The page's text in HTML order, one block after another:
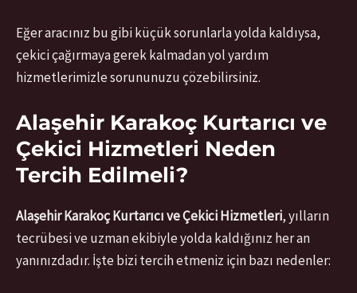
Eğer aracınız bu gibi küçük sorunlarla yolda kaldıysa,
çekici çağırmaya gerek kalmadan yol yardım
hizmetlerimizle sorununuzu çözebilirsiniz.
Alaşehir Karakoç Kurtarıcı ve
Çekici Hizmetleri Neden
Tercih Edilmeli?
Alaşehir Karakoç Kurtarıcı ve Çekici Hizmetleri, yılların
tecrübesi ve uzman ekibiyle yolda kaldığınız her an
yanınızdadır. İşte bizi tercih etmeniz için bazı nedenler: